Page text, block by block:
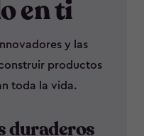
en ti
y las
productos
toda la vida.
duraderos